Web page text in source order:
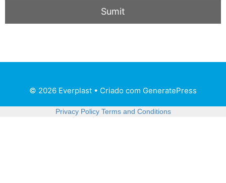
© 2026 Everplast • Criado com GeneratePress
Privacy Policy Terms and Conditions